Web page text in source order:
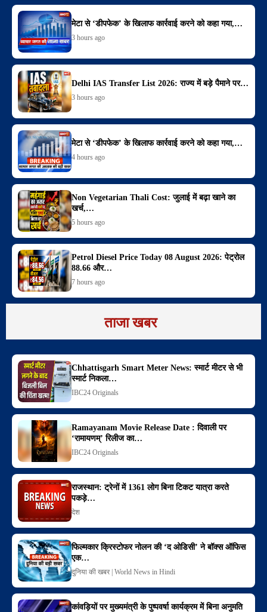
मेटा से ‘डीपफेक’ के खिलाफ कार्रवाई करने को कहा गया,…
3 hours ago
Delhi IAS Transfer List 2026: राज्य में बड़े पैमाने पर…
3 hours ago
मेटा से ‘डीपफेक’ के खिलाफ कार्रवाई करने को कहा गया,…
4 hours ago
Non Vegetarian Thali Cost: जुलाई में बढ़ा खाने का
खर्च,…
5 hours ago
Petrol Diesel Price Today 08 August 2026: पेट्रोल
88.66 और…
7 hours ago
ताजा खबर
Chhattisgarh Smart Meter News: स्मार्ट मीटर से भी
स्मार्ट निकला…
IBC24 Originals
Ramayanam Movie Release Date : दिवाली पर
‘रामायणम्’ रिलीज का…
IBC24 Originals
राजस्थान: ट्रेनों में 1361 लोग बिना टिकट यात्रा करते
पकड़े…
देश
फिल्मकार क्रिस्टोफर नोलन की ‘द ओडिसी’ ने बॉक्स ऑफिस
एक…
दुनिया की खबर | World News in Hindi
कांवड़ियों पर मुख्यमंत्री के पुष्पवर्षा कार्यक्रम में बिना अनुमति